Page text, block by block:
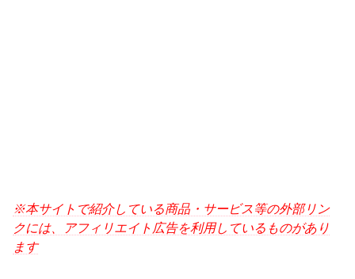
※本サイトで紹介している商品・サービス等の外部リン
クには、アフィリエイト広告を利用しているものがあり
ます